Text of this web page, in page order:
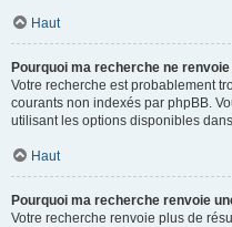
Haut
Pourquoi ma recherche ne
Votre recherche est probablement
courants non indexés par phpBB.
utilisant les options disponibles
Haut
Pourquoi ma recherche renvoie
Votre recherche renvoie plus de